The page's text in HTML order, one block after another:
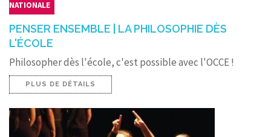
NATIONALE
PENSER ENSEMBLE | LA PHILOSOPHIE DÈS
L'ÉCOLE
Philosopher dès l'école, c'est possible avec l'OCCE !
PLUS DE DÉTAILS